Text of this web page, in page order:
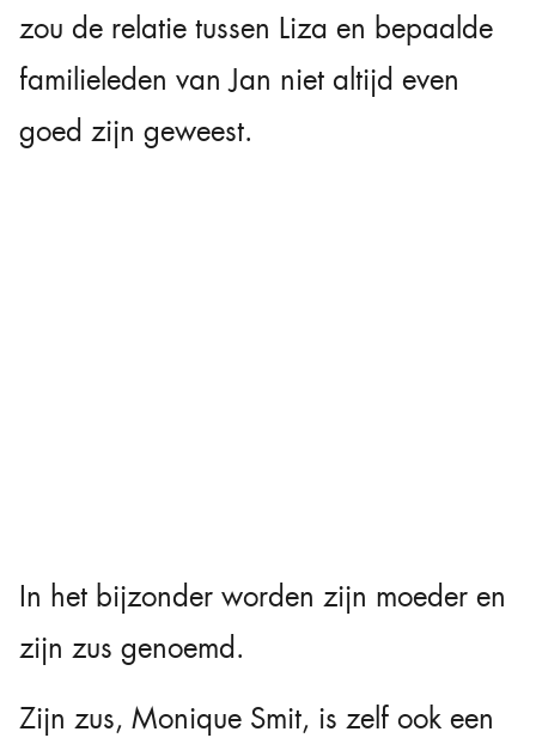
zou de relatie tussen Liza en bepaalde
familieleden van Jan niet altijd even
goed zijn geweest.
In het bijzonder worden zijn moeder en
zijn zus genoemd.
Zijn zus, Monique Smit, is zelf ook een